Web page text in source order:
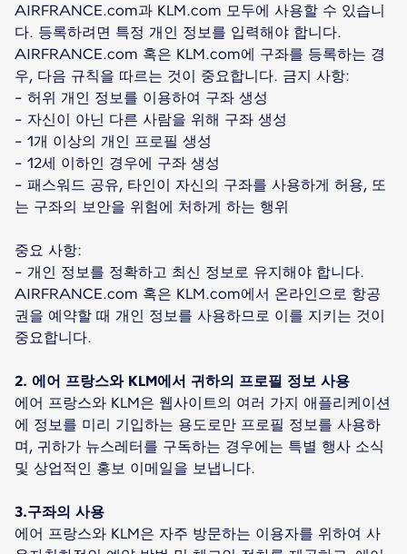
AIRFRANCE.com과 KLM.com 모두에 사용할 수 있습니
다. 등록하려면 특정 개인 정보를 입력해야 합니다.
AIRFRANCE.com 혹은 KLM.com에 구좌를 등록하는 경
우, 다음 규칙을 따르는 것이 중요합니다. 금지 사항:
- 허위 개인 정보를 이용하여 구좌 생성
- 자신이 아닌 다른 사람을 위해 구좌 생성
- 1개 이상의 개인 프로필 생성
- 12세 이하인 경우에 구좌 생성
- 패스워드 공유, 타인이 자신의 구좌를 사용하게 허용, 또
는 구좌의 보안을 위험에 처하게 하는 행위
중요 사항:
- 개인 정보를 정확하고 최신 정보로 유지해야 합니다.
AIRFRANCE.com 혹은 KLM.com에서 온라인으로 항공
권을 예약할 때 개인 정보를 사용하므로 이를 지키는 것이
중요합니다.
2. 에어 프랑스와 KLM에서 귀하의 프로필 정보 사용
에어 프랑스와 KLM은 웹사이트의 여러 가지 애플리케이션
에 정보를 미리 기입하는 용도로만 프로필 정보를 사용하
며, 귀하가 뉴스레터를 구독하는 경우에는 특별 행사 소식
및 상업적인 홍보 이메일을 보냅니다.
3.구좌의 사용
에어 프랑스와 KLM은 자주 방문하는 이용자를 위하여 사